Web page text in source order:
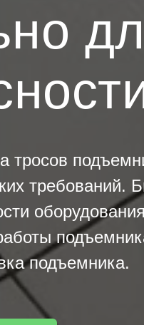
тросов
требований.
подъемника.